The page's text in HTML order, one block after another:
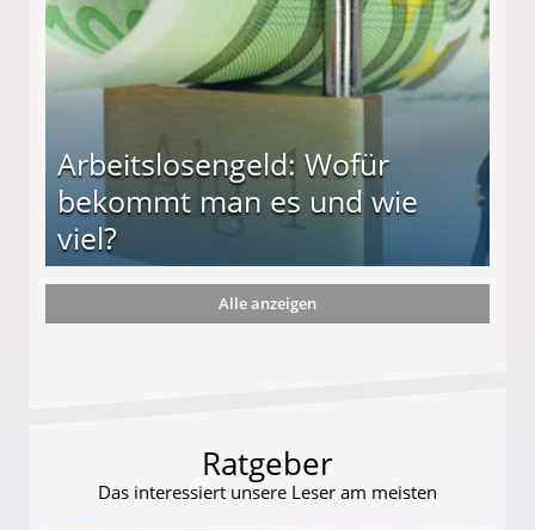
Arbeitslosengeld: Wofür
bekommt man es und wie
viel?
und wie viel?
Alle anzeigen
Ratgeber
Das interessiert unsere Leser am meisten